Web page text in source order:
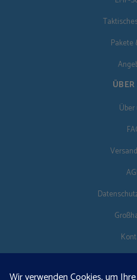
Pakete